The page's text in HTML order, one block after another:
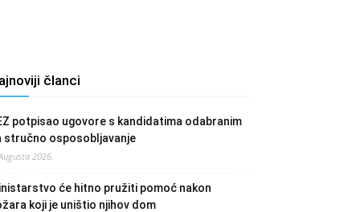
članci
potpisao ugovore s kandidatima odabranim
stručno osposobljavanje
2026.
će hitno pružiti pomoć nakon
koji je uništio njihov dom